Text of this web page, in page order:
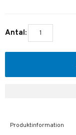
Antal:
Produktinformation